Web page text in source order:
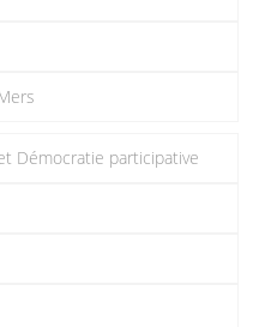
Démocratie participative